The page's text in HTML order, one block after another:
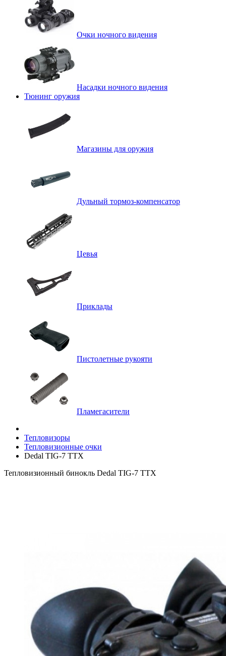
Очки ночного видения
Насадки ночного видения
Тюнинг оружия
Магазины для оружия
Дульный тормоз-компенсатор
Цевья
Приклады
Пистолетные рукояти
Пламегасители
Тепловизоры
Тепловизионные очки
Dedal TIG-7 TTX
Тепловизионный бинокль Dedal TIG-7 TTX